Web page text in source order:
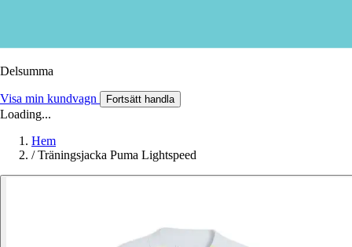
Delsumma
Visa min kundvagn Fortsätt handla
Loading...
Hem
/ Träningsjacka Puma Lightspeed